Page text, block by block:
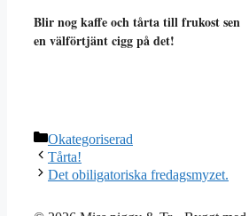
Blir nog kaffe och tårta till frukost sen
en välförtjänt cigg på det!
Kategorier
Okategoriserad
Tårta!
Det obiligatoriska fredagsmyzet.